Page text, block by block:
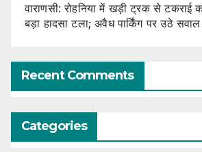
वाराणसी: रोहनिया में खड़ी ट्रक से टकराई
बड़ा हादसा टला; अवैध पार्किंग पर उठे सवाल
Recent Comments
Categories